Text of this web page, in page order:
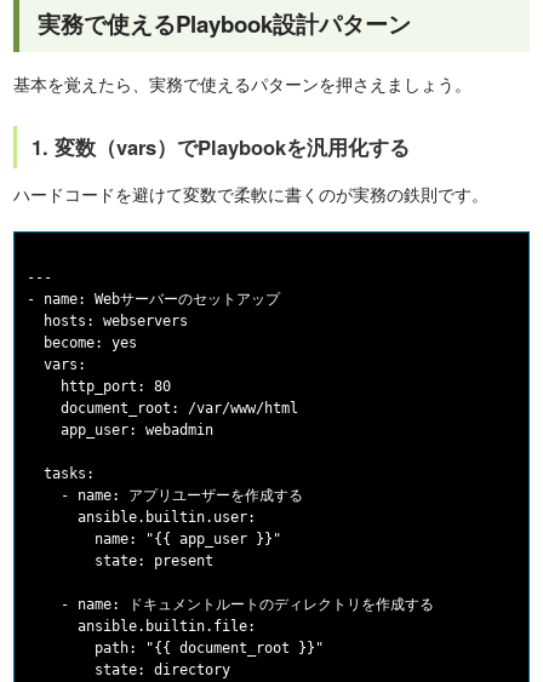
実務で使えるPlaybook設計パターン
基本を覚えたら、実務で使えるパターンを押さえましょう。
1. 変数（vars）でPlaybookを汎用化する
ハードコードを避けて変数で柔軟に書くのが実務の鉄則です。
---
- name: Webサーバーのセットアップ
  hosts: webservers
  become: yes
  vars:
    http_port: 80
    document_root: /var/www/html
    app_user: webadmin
  tasks:
    - name: アプリユーザーを作成する
      ansible.builtin.user:
        name: "{{ app_user }}"
        state: present
    - name: ドキュメントルートのディレクトリを作成する
      ansible.builtin.file:
        path: "{{ document_root }}"
        state: directory